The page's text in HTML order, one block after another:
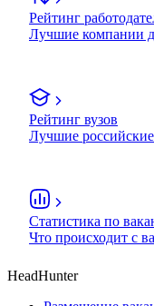
Рейтинг
Лучшие компании
Рейтинг вузов
Лучшие
Статистика по
Что происходит с
HeadHunter